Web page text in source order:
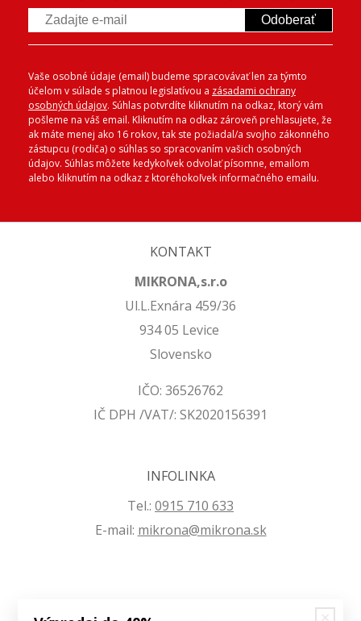
Odoberať
Vaše osobné údaje (email) budeme spracovávať len za týmto
účelom v súlade s platnou legislatívou a zásadami ochrany
osobných údajov. Súhlas potvrdíte kliknutím na odkaz, ktorý vám
pošleme na váš email. Kliknutím na odkaz zároveň prehlasujete, že
ak máte menej ako 16 rokov, tak ste požiadal/a svojho zákonného
zástupcu (rodiča) o súhlas so spracovaním vašich osobných
údajov. Súhlas môžete kedykoľvek odvolať písomne, emailom
alebo kliknutím na odkaz z ktoréhokoľvek informačného emailu.
KONTAKT
MIKRONA,s.r.o
Ul.L.Exnára 459/36
934 05 Levice
Slovensko
IČO: 36526762
IČ DPH /VAT/: SK2020156391
INFOLINKA
Tel.: 0915 710 633
E-mail: mikrona@mikrona.sk